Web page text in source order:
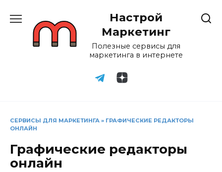
содержанию
Настрой
Маркетинг
Полезные сервисы для
маркетинга в интернете
СЕРВИСЫ ДЛЯ МАРКЕТИНГА » ГРАФИЧЕСКИЕ РЕДАКТОРЫ
ОНЛАЙН
Графические редакторы
онлайн